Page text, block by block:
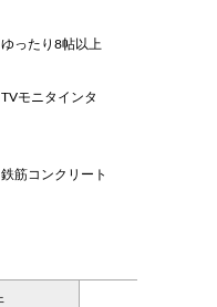
ゆったり8帖以上
TVモニタインタ
鉄筋コンクリート